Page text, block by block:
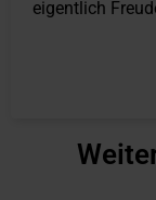
eigentlich